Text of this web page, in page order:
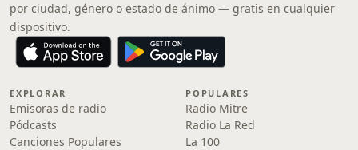
por ciudad, género o estado de ánimo — gratis en cualquier
dispositivo.
EXPLORAR
Emisoras de radio
Pódcasts
Canciones Populares
POPULARES
Radio Mitre
Radio La Red
La 100